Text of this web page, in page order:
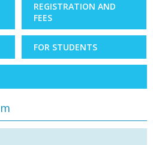
REGISTRATION AND
FEES
FOR STUDENTS